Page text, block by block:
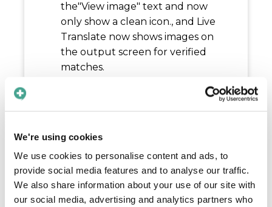
We're using cookies
We use cookies to personalise content and ads, to
provide social media features and to analyse our traffic.
We also share information about your use of our site with
our social media, advertising and analytics partners who
the"View image" text and now
only show a clean icon., and Live
Translate now shows images on
the output screen for verified
matches.
available in the phrase view for all
languages, including non-
Coming soon:Full-screen
translation mode for both the
phrase library and Live Translate.